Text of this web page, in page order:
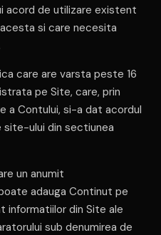
acord de utilizare existent
acesta si care necesita
care are varsta peste 16
pe Site, care, prin
a Contului, si-a dat acordul
site-ului din sectiunea
un anumit
adauga Continut pe
informatiilor din Site ale
sub denumirea de